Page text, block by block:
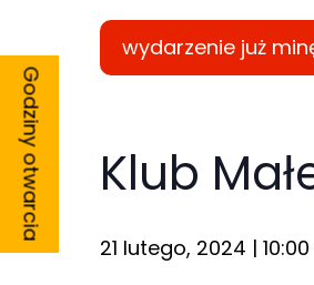
wydarzenie już
Klub
21 lutego, 2024 | 10:00
Godziny otwarcia